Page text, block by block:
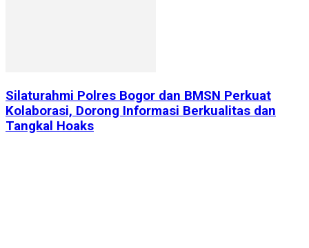
Silaturahmi Polres Bogor dan BMSN Perkuat
Kolaborasi, Dorong Informasi Berkualitas dan
Tangkal Hoaks